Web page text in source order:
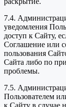
7.4.
уведомления
доступ к Сайту,
Соглашение или
пользования
Сайта либо по
проблемы.
7.5.
Пользователем
к Сайту в случае